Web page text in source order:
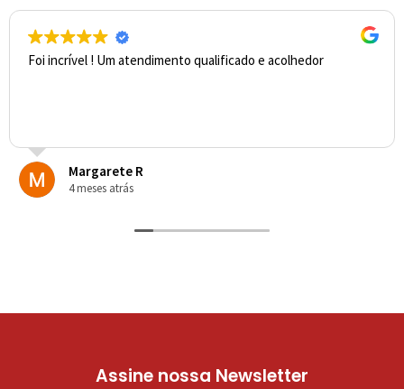
Foi incrível ! Um atendimento qualificado e acolhedor
Margarete R
4 meses atrás
Assine nossa Newsletter